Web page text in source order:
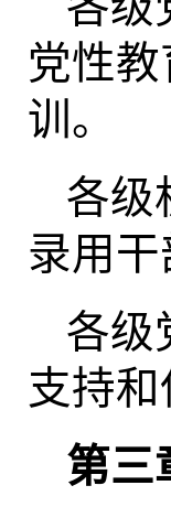
党性
训。
各级
录用
各级
支持
第三